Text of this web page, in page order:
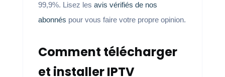
99,9%. Lisez les avis vérifiés de nos
abonnés pour vous faire votre propre opinion.
Comment télécharger
et installer IPTV